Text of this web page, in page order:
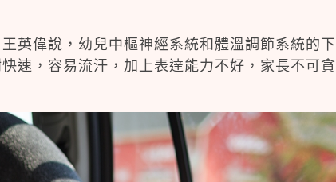
英偉說，幼兒中樞神經系統和體溫調節系統的下
速，容易流汗，加上表達能力不好，家長不可貪